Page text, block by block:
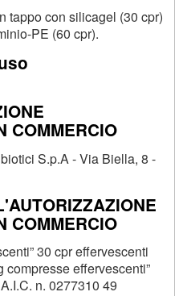
tappo con silicagel (30 cpr)
PE (60 cpr).
COMMERCIO
S.p.A - Via Biella, 8 -
COMMERCIO
30 cpr effervescenti
compresse effervescenti”
n. 0277310 49